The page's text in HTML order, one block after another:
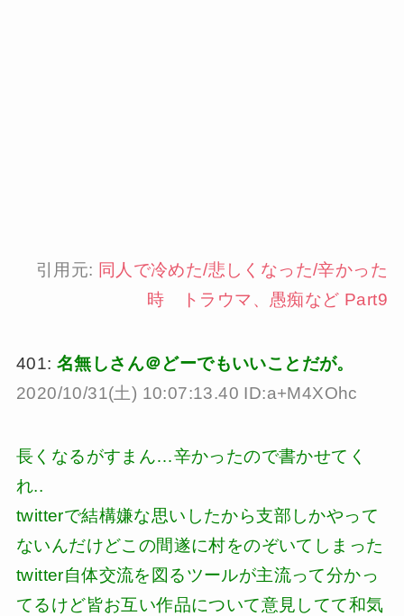
引用元: 同人で冷めた/悲しくなった/辛かった
時 トラウマ、愚痴など Part9
401: 名無しさん＠どーでもいいことだが。
2020/10/31(土) 10:07:13.40 ID:a+M4XOhc
長くなるがすまん…辛かったので書かせてく
れ..
twitterで結構嫌な思いしたから支部しかやって
ないんだけどこの間遂に村をのぞいてしまった
twitter自体交流を図るツールが主流って分かっ
てるけど皆お互い作品について意見してて和気